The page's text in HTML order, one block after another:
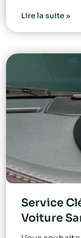
Lire la suite »
Service
Voiture